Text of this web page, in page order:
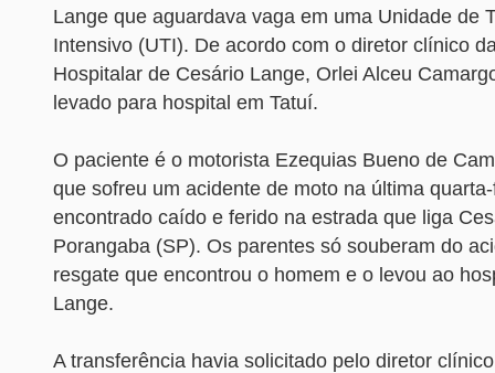
Lange que aguardava vaga em uma Unidade de
Intensivo (UTI). De acordo com o diretor clínico
Hospitalar de Cesário Lange, Orlei Alceu
levado para hospital em Tatuí.
O paciente é o motorista Ezequias Bueno de
que sofreu um acidente de moto na última
encontrado caído e ferido na estrada que liga
Porangaba (SP). Os parentes só souberam do
resgate que encontrou o homem e o levou ao
Lange.
A transferência havia solicitado pelo diretor